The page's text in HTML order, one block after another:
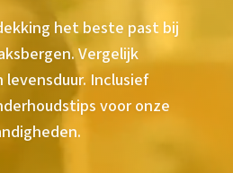
het beste past bij
Vergelijk
Inclusief
voor onze